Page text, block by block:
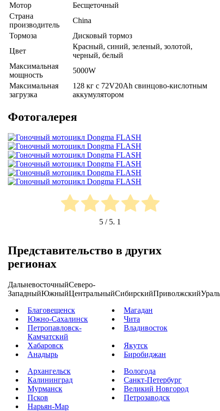
Мотор
Бесщеточный
Страна
производитель
China
Тормоза
Дисковый тормоз
Цвет
Красный, cиний, зеленый, золотой,
черный, белый
Максимальная
мощность
5000W
Максимальная
загрузка
128 кг с 72V20Ah свинцово-кислотным
аккумулятором
Фотогалерея
5 / 5. 1
Представительство в других
регионах
ДальневосточныйСеверо-
ЗападныйЮжныйЦентральныйСибирскийПриволжский
Благовещенск
Магадан
Южно-Сахалинск
Чита
Петропавловск-
Камчатский
Владивосток
Хабаровск
Якутск
Анадырь
Биробиджан
Архангельск
Вологода
Калининград
Санкт-Петербург
Мурманск
Великий Новгород
Псков
Петрозаводск
Нарьян-Мар